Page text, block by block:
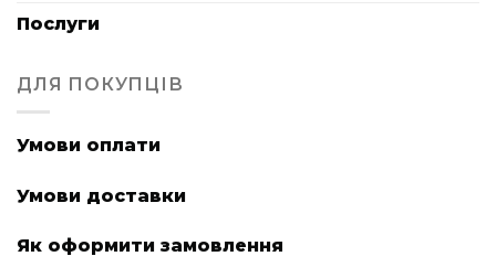
Послуги
ДЛЯ ПОКУПЦІВ
Умови оплати
Умови доставки
Як оформити замовлення